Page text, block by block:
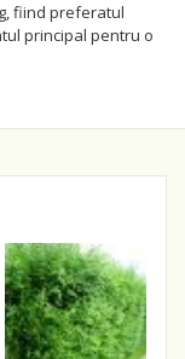
fiind preferatul
principal pentru o